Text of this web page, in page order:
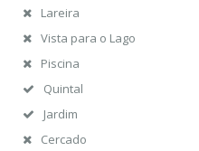
Lareira
Vista para o Lago
Piscina
Quintal
Jardim
Cercado